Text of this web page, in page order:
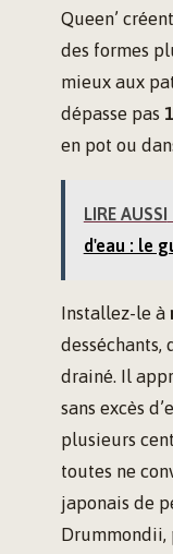
Queen’
des formes
mieux aux
dépasse pas
en pot ou
LIRE AUSSI
d'eau : le
Installez-le à
desséchants,
drainé. Il
sans excès
plusieurs
toutes ne
japonais de
Drummondii,